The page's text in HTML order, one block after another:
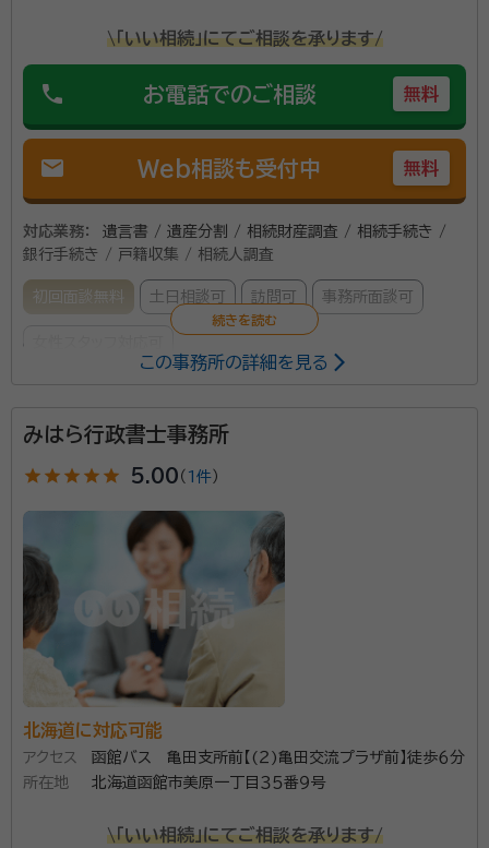
\「いい相続」にてご相談を承ります/
phone お電話でのご相談 無料
mail Web相談も受付中 無料
対応業務：
遺言書 / 遺産分割 / 相続財産調査 / 相続手続き /
銀行手続き / 戸籍収集 / 相続人調査
初回面談無料 土日相談可 訪問可 事務所面談可
佐藤 真希子（さとう まきこ）
収集などの相続手続きの代行を承ります。お気軽にご相
談ください。
行政書士
所属団体： 北海道行政書士会
この事務所の詳細を見る
みはら行政書士事務所
star star star star star 5.00 （ 1件）
北海道に対応可能
アクセス
函館バス 亀田支所前【(２)亀田交流プラザ前】徒歩６分
所在地
北海道函館市美原一丁目３５番９号
\「いい相続」にてご相談を承ります/